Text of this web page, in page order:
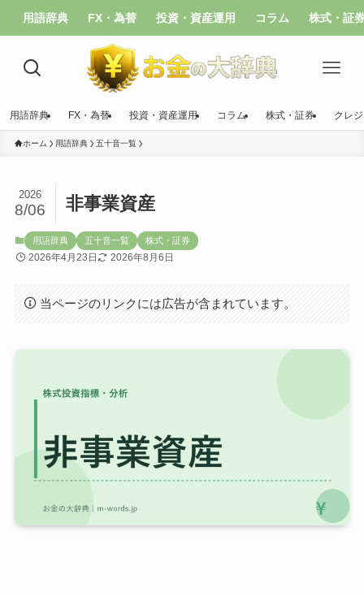
用語辞典 FX・為替 投資・資産運用 コラム 株式・証
用語辞典 FX・為替 投資・資産運用 コラム 株式・証券 クレ
ホーム 用語辞典 五十音一覧
非事業資産
2026
8/06
用語辞典 五十音一覧 株式・証券
2026年4月23日 2026年8月6日
当ページのリンクには広告が含まれています。